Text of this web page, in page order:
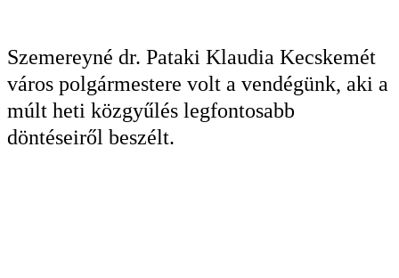
Szemereyné dr. Pataki Klaudia Kecskemét
város polgármestere volt a vendégünk, aki a
múlt heti közgyűlés legfontosabb
döntéseiről beszélt.